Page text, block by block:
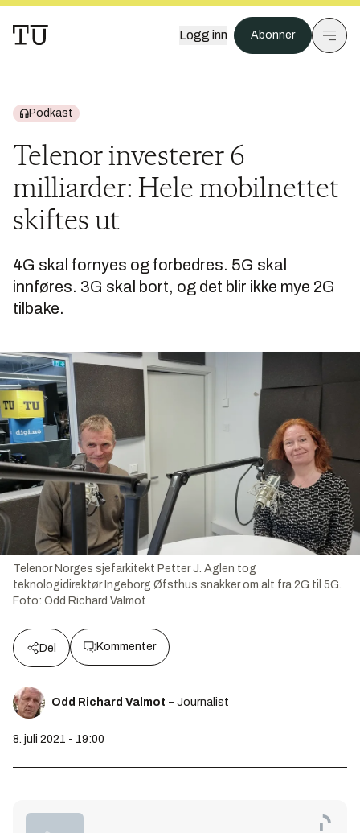
Logg inn Abonner
Podkast
Telenor investerer 6
milliarder: Hele mobilnettet
skiftes ut
4G skal fornyes og forbedres. 5G skal
innføres. 3G skal bort, og det blir ikke mye 2G
tilbake.
Telenor Norges sjefarkitekt Petter J. Aglen tog
teknologidirektør Ingeborg Øfsthus snakker om alt fra 2G til 5G.
Foto: Odd Richard Valmot
Del Kommenter
Odd Richard Valmot – Journalist
8. juli 2021 - 19:00